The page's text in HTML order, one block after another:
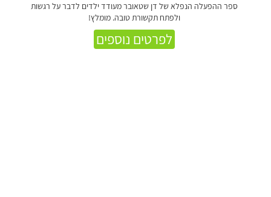
ספר ההפעלה הנפלא של דן שטאובר מעודד ילדים לדבר על רגשות
ולפתח תקשורת טובה. מומלץ!
לפרטים נוספים